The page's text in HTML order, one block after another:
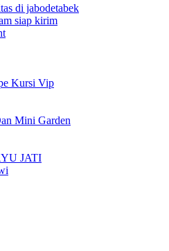
di jabodetabek
siap kirim
Kursi Vip
Mini Garden
JATI